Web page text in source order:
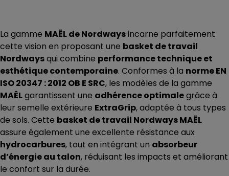
La gamme MAËL de Nordwaysincarne parfaitement
cette vision en proposant une basket de travail
Nordwaysqui combine performance technique et
esthétique contemporaine. Conformes à la norme EN
ISO 20347 : 2012 OB E SRC, les modèles de la gamme
MAËLgarantissent une adhérence optimalegrâce à
leur semelle extérieure ExtraGrip, adaptée à tous types
de sols. Cette basket de travail Nordways MAËL
assure également une excellente résistance aux
hydrocarbures, tout en intégrant un absorbeur
d’énergie au talon, réduisant les impacts et améliorant
le confort sur la durée.